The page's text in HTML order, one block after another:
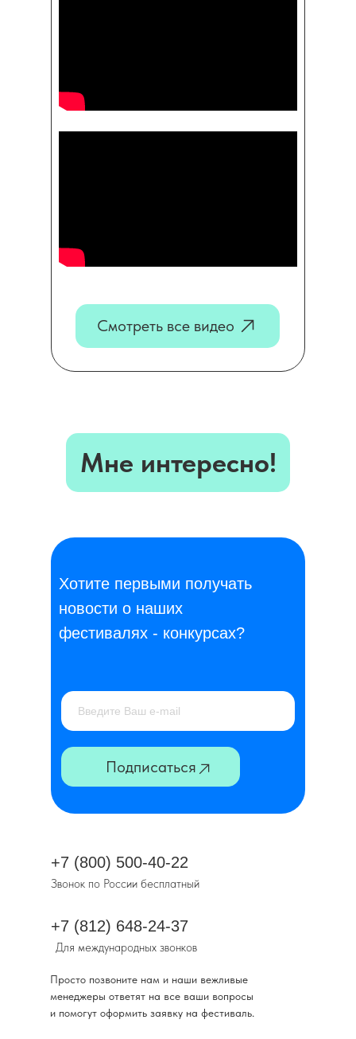
Смотреть все видео
Мне интересно!
Хотите первыми получать
новости о наших
фестивалях - конкурсах?
Подписаться
+7 (800) 500-40-22
Звонок по России бесплатный
+7 (812) 648-24-37
Для международных звонков
Просто позвоните нам и наши вежливые
менеджеры ответят на все ваши вопросы
и помогут оформить заявку на фестиваль.